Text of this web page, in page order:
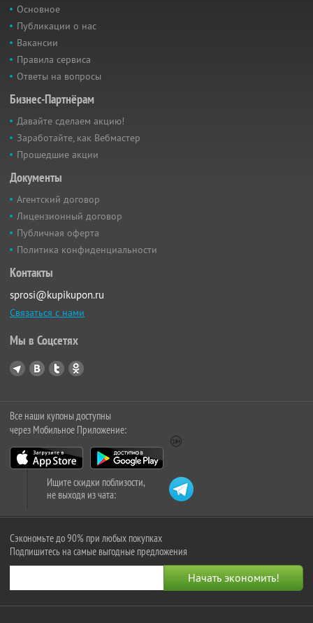
Основное
Публикации о нас
Вакансии
Правила сервиса
Ответы на вопросы
Бизнес-Партнёрам
Давайте сделаем акцию!
Заработайте, как Вебмастер
Прошедшие акции
Документы
Агентский договор
Лицензионный договор
Публичная оферта
Политика конфиденциальности
Контакты
sprosi@kupikupon.ru
Связаться с нами
Мы в Соцсетях
Все наши купоны доступны
через Мобильное Приложение:
Ищите скидки поблизости,
не выходя из чата:
Сэкономьте до 90% при любых покупках
Подпишитесь на самые выгодные предложения